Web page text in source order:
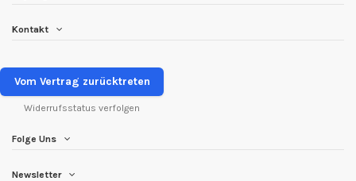
Kontakt
Vom Vertrag zurücktreten
Widerrufsstatus verfolgen
Folge Uns
Newsletter